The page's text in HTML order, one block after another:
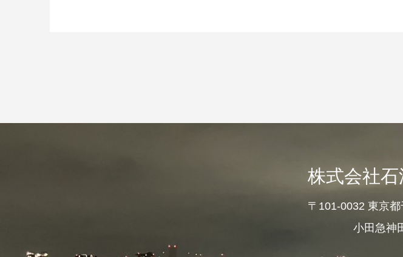
株式会社
〒101-0032 東京
小田急神